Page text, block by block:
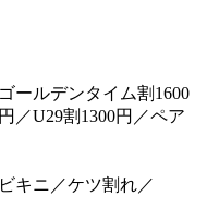
ールデンタイム割1600
／U29割1300円／ペア
キニ／ケツ割れ／